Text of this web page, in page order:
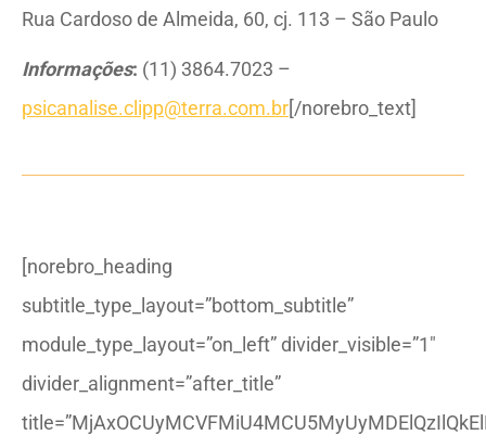
Rua Cardoso de Almeida, 60, cj. 113 – São Paulo
Informações: (11) 3864.7023 –
psicanalise.clipp@terra.com.br[/norebro_text]
[norebro_heading
subtitle_type_layout=”bottom_subtitle”
module_type_layout=”on_left” divider_visible=”1″
divider_alignment=”after_title”